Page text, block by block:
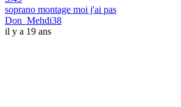
soprano montage moi j'ai pas
Don_Mehdi38
il y a 19 ans